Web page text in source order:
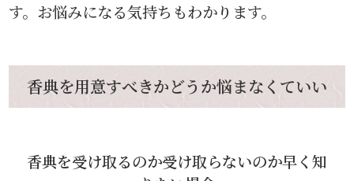
す。お悩みになる気持ちもわかります。
香典を用意すべきかどうか悩まなくていい
香典を受け取るのか受け取らないのか早く知